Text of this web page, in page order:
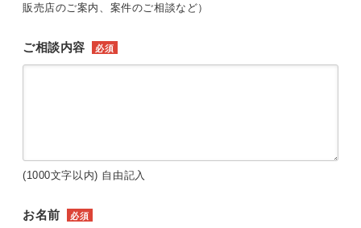
販売店のご案内、案件のご相談など）
ご相談内容 必須
(1000文字以内) 自由記入
お名前 必須